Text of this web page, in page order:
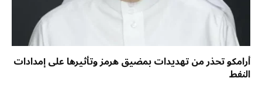
أرامكو تحذر من تهديدات بمضيق هرمز وتأثيرها على إمدادات
النفط